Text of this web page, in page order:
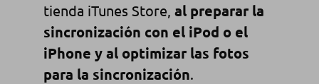
tienda iTunes Store, al preparar la
sincronización con el iPod o el
iPhone y al optimizar las fotos
para la sincronización.